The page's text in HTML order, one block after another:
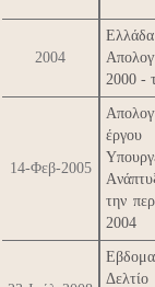
2004
2000 -
14-Φεβ-2005
την
2004
Δελτίο